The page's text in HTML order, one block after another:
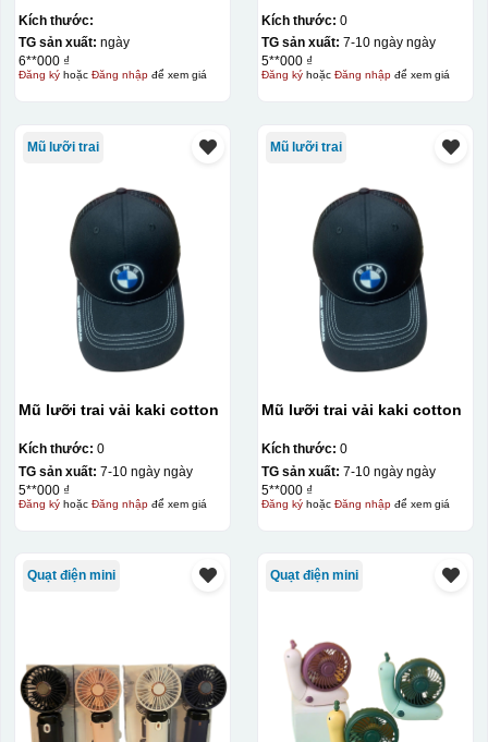
lại mực in logo dính chết lên gốm sứ [gallery link="file"
size="full" ids="29792,29791,29790"]
Ưu, nhược điểm của in Decal trượt nước
trên gốm sứ
Ưu điểm
Nhược điểm
mặt vật liệu rất tốt,
không phai theo thời
Không thể tẩy xoá
được nếu in sai,
hoặc rất khó khắn
về tẩy xoá
Thông tin, hình ảnh in
trên chất liệu decal
đẹp, sắc nét, không
Kích thước:
TG sản xuất: ngày
6**000 ₫
Đăng kýhoặc Đăng nhậpđể xem giá
Kích thước: 0
TG sản xuất: 7-10 ngày ngày
5**000 ₫
Đăng kýhoặc Đăng nhậpđể xem giá
Mũ lưỡi trai
Mũ lưỡi trai vải kaki cotton
Kích thước: 0
TG sản xuất: 7-10 ngày ngày
5**000 ₫
Đăng kýhoặc Đăng nhậpđể xem giá
Mũ lưỡi trai
Mũ lưỡi trai vải kaki cotton
Kích thước: 0
TG sản xuất: 7-10 ngày ngày
5**000 ₫
Đăng kýhoặc Đăng nhậpđể xem giá
Quạt điện mini Quạt điện mini